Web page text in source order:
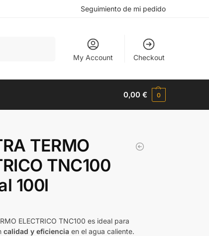
Seguimiento de mi pedido
My Account Checkout
0,00€ 0
TERMO
TNC100
100l
ELECTRICO TNC100 es ideal para
calidad y eficiencia en el agua caliente.